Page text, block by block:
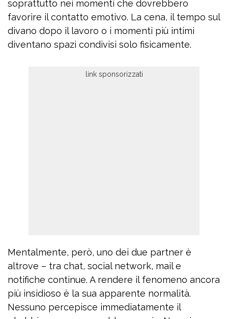
soprattutto nei momenti che dovrebbero
favorire il contatto emotivo. La cena, il tempo sul
divano dopo il lavoro o i momenti più intimi
diventano spazi condivisi solo fisicamente.
Mentalmente, però, uno dei due partner è
altrove – tra chat, social network, mail e
notifiche continue. A rendere il fenomeno ancora
più insidioso è la sua apparente normalità.
Nessuno percepisce immediatamente il